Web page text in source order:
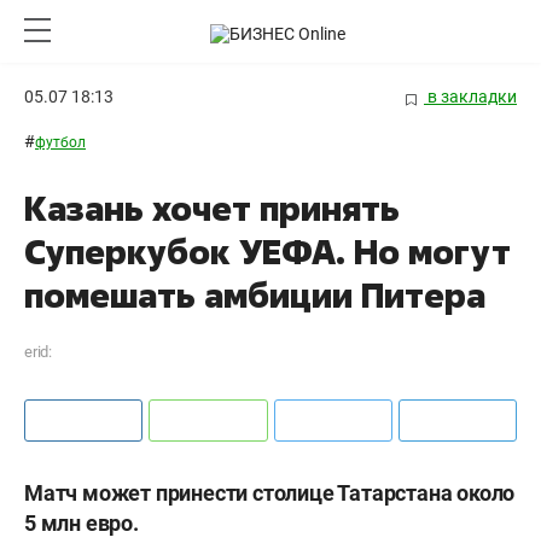
05.07 18:13 в закладки
#футбол
Казань хочет принять
Суперкубок УЕФА. Но могут
помешать амбиции Питера
erid:
Матч может принести столице Татарстана около
5 млн евро.